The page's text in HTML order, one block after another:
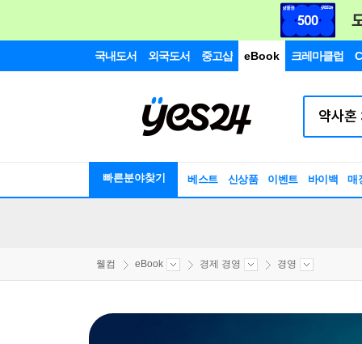
국내도서 외국도서 중고샵 eBook 크레마클럽
빠른분야찾기 베스트 신상품 이벤트 바이백 매
웰컴 eBook 경제 경영 경영